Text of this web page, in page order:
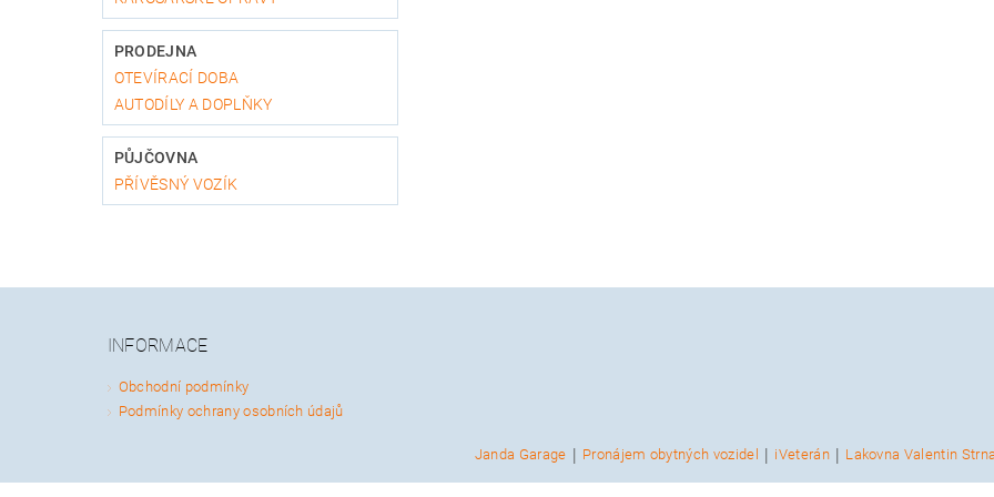
PRODEJNA
OTEVÍRACÍ DOBA
AUTODÍLY A DOPLŇKY
PŮJČOVNA
PŘÍVĚSNÝ VOZÍK
INFORMACE
Obchodní podmínky
Podmínky ochrany osobních údajů
Janda Garage | Pronájem obytných vozidel | iVeterán | Lakovna Valentin